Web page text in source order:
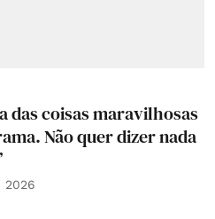
das coisas maravilhosas
Não quer dizer nada
2026